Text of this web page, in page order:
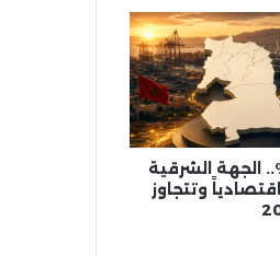
5.9%.. الجهة الشرقية
وتتجاوز